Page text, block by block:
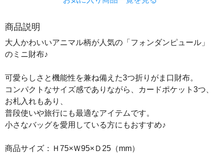
商品説明
大人かわいいアニマル柄が人気の「フォンダンピュール」
のミニ財布♪
可愛らしさと機能性を兼ね備えた3つ折りがま口財布。
コンパクトなサイズ感でありながら、カードポケット3つ、
お札入れもあり、
普段使いや旅行にも最適なアイテムです。
小さなバッグを愛用している方にもおすすめ♪
商品サイズ：Ｈ75×Ｗ95×Ｄ25（mm）